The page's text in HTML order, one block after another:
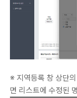
※ 지역등록 창 상단의
면 리스트에 수정된